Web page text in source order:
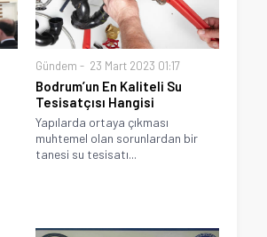
Gündem 23 Mart 2023 01:17
Bodrum’un En Kaliteli Su
Tesisatçısı Hangisi
Yapılarda ortaya çıkması
muhtemel olan sorunlardan bir
tanesi su tesisatı...